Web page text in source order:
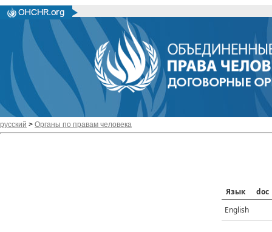
русский > Органы по правам человека
Язык
doc
English